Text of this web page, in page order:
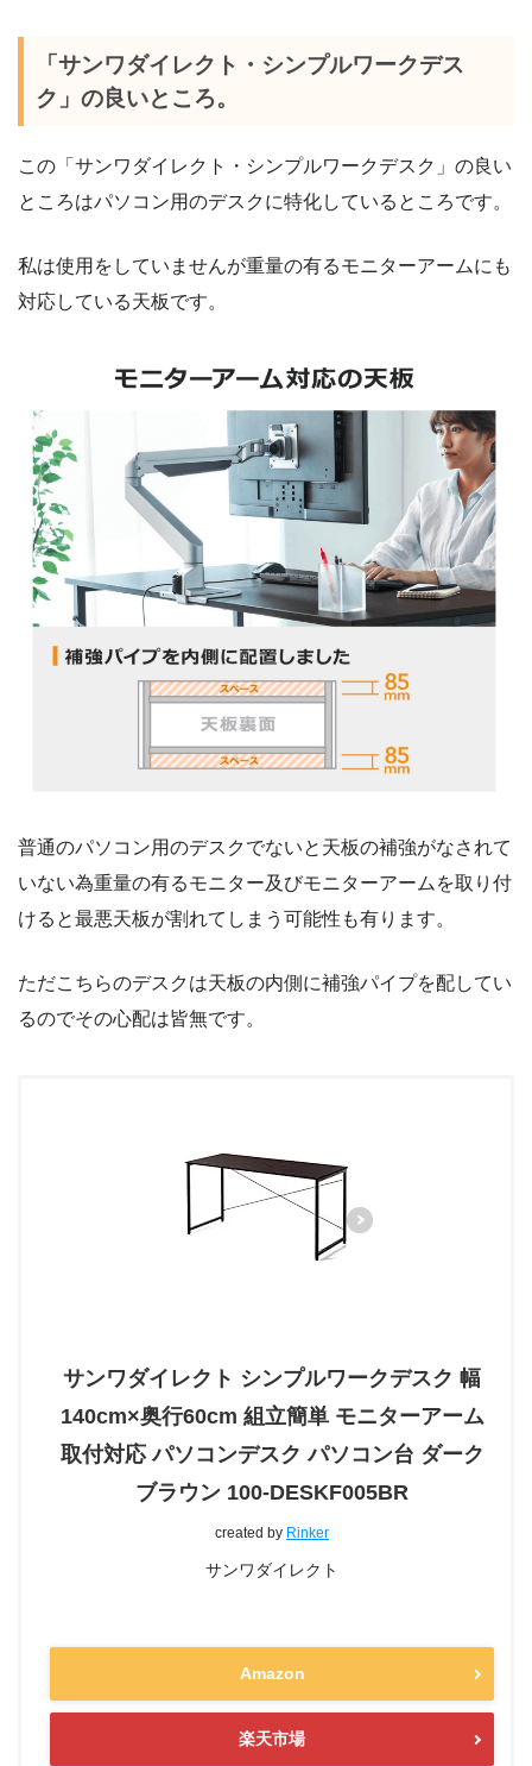
「サンワダイレクト・シンプルワークデス
ク」の良いところ。
この「サンワダイレクト・シンプルワークデスク」の良い
ところはパソコン用のデスクに特化しているところです。
私は使用をしていませんが重量の有るモニターアームにも
対応している天板です。
普通のパソコン用のデスクでないと天板の補強がなされて
いない為重量の有るモニター及びモニターアームを取り付
けると最悪天板が割れてしまう可能性も有ります。
ただこちらのデスクは天板の内側に補強パイプを配してい
るのでその心配は皆無です。
サンワダイレクト シンプルワークデスク 幅
140cm×奥行60cm 組立簡単 モニターアーム
取付対応 パソコンデスク パソコン台 ダーク
ブラウン 100-DESKF005BR
created by Rinker
サンワダイレクト
Amazon
楽天市場